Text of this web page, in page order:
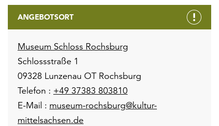
ANGEBOTSORT
Museum Schloss Rochsburg
Schlossstraße 1
09328 Lunzenau OT Rochsburg
Telefon : +49 37383 803810
E-Mail : museum-rochsburg@kultur-
mittelsachsen.de